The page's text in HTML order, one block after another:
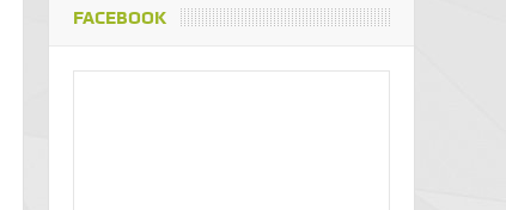
FACEBOOK